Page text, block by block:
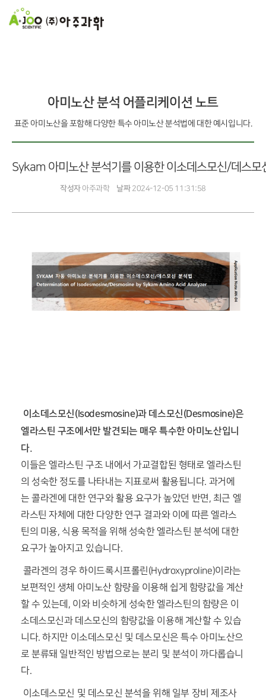
아미노산 분석 어플리케이션 노트
표준 아미노산을 포함해 다양한 특수 아미노산 분석법에 대한 예시입니다.
Sykam 아미노산 분석기를 이용한 이소데스모신/데스모
작성자아주과학 날짜2024-12-05 11:31:58
이소데스모신(Isodesmosine)과 데스모신(Desmosine)은
엘라스틴 구조에서만 발견되는 매우 특수한 아미노산입니
다.
이들은 엘라스틴 구조 내에서 가교결합된 형태로 엘라스틴
의 성숙한 정도를 나타내는 지표로써 활용됩니다. 과거에
는 콜라겐에 대한 연구와 활용 요구가 높았던 반면, 최근 엘
라스틴 자체에 대한 다양한 연구 결과와 이에 따른 엘라스
틴의 미용, 식용 목적을 위해 성숙한 엘라스틴 분석에 대한
요구가 높아지고 있습니다.
콜라겐의 경우 하이드록시프롤린(Hydroxyproline)이라는
보편적인 생체 아미노산 함량을 이용해 쉽게 함량값을 계산
할 수 있는데, 이와 비슷하게 성숙한 엘라스틴의 함량은 이
소데스모신과 데스모신의 함량값을 이용해 계산할 수 있습
니다. 하지만 이소데스모신 및 데스모신은 특수 아미노산으
로 분류돼 일반적인 방법으로는 분리 및 분석이 까다롭습니
다.
이소데스모신 및 데스모신 분석을 위해 일부 장비 제조사